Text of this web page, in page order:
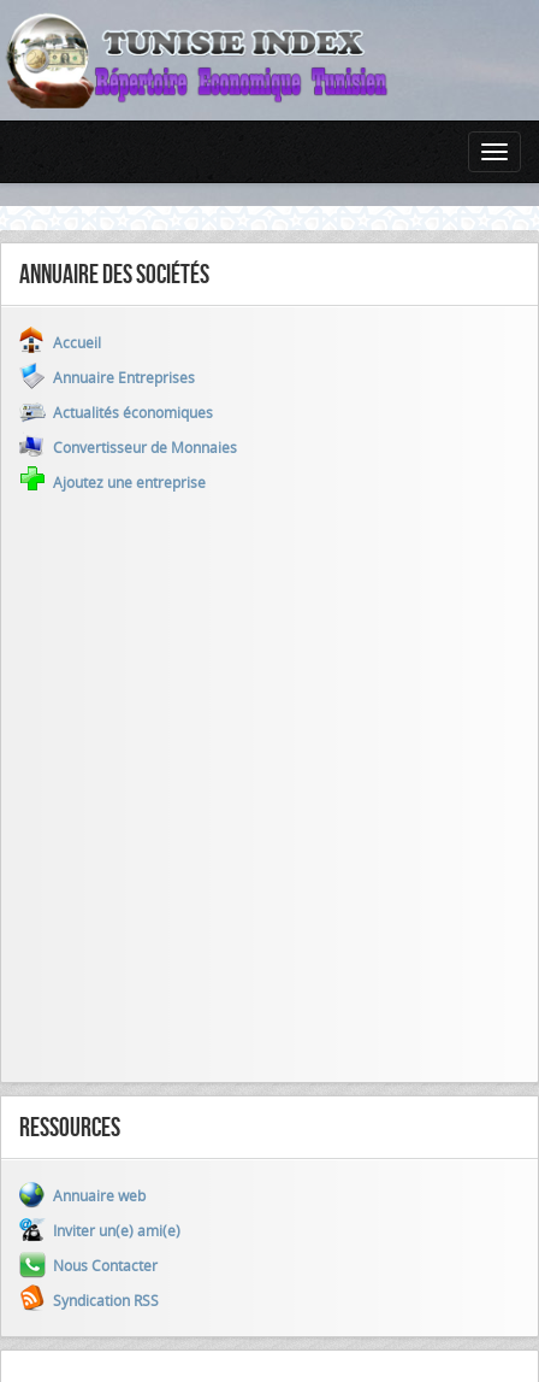
Annuaire des sociétés
Accueil
Annuaire Entreprises
Actualités économiques
Convertisseur de Monnaies
Ajoutez une entreprise
Ressources
Annuaire web
Inviter un(e) ami(e)
Nous Contacter
Syndication RSS